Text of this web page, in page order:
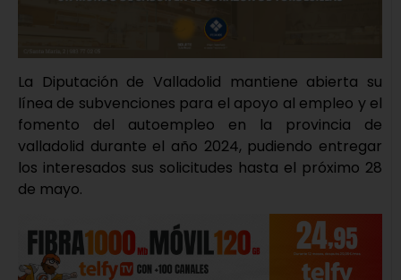
La Diputación de Valladolid mantiene abierta su
línea de subvenciones para el apoyo al empleo y el
fomento del autoempleo en la provincia de
valladolid durante el año 2024, pudiendo entregar
los interesados sus solicitudes hasta el próximo 28
de mayo.